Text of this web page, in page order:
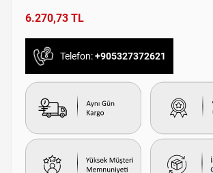
6.270,73 TL
Telefon:+905327372621